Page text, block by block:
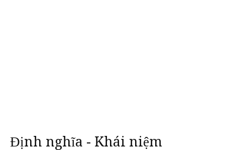
Định nghĩa - Khái niệm